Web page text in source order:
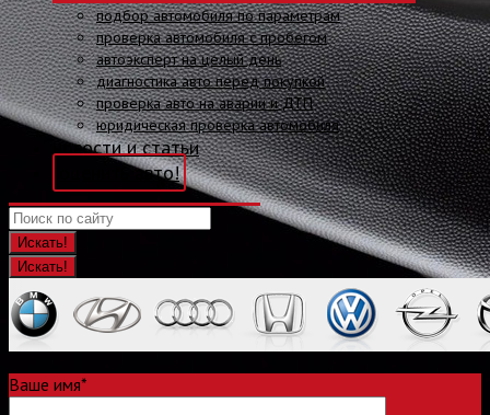
подбор автомобиля по параметрам
проверка автомобиля с пробегом
автоэксперт на целый день
диагностика авто перед покупкой
проверка авто на аварии и ДТП
юридическая проверка автомобиля
новости и статьи
оценить авто!
Искать!
Ваше имя*